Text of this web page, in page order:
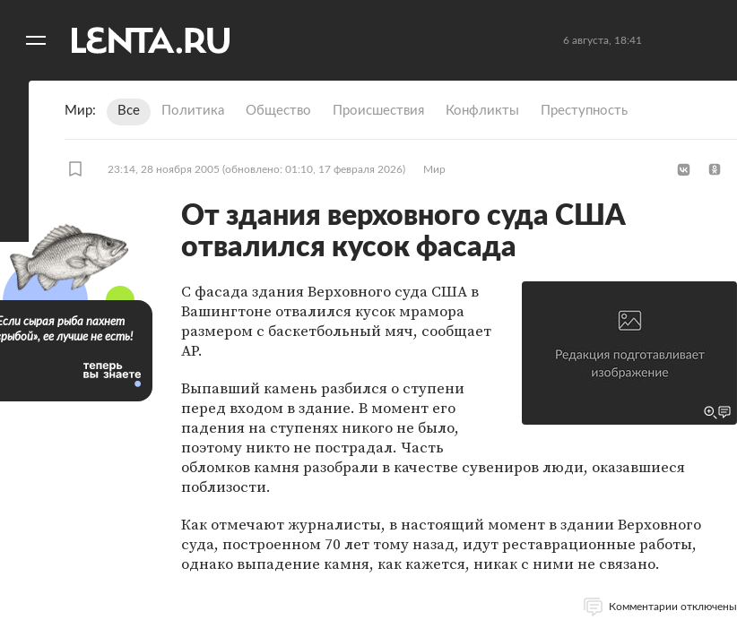
6 августа, 18:41
Мир Все Политика Общество Происшествия Конфликты Преступность
23:14, 28 ноября 2005 (обновлено: 01:10, 17 февраля 2026) Мир
От здания верховного суда США
отвалился кусок фасада
С фасада здания Верховного суда США в
Вашингтоне отвалился кусок мрамора
размером с баскетбольный мяч, сообщает
АР.
Выпавший камень разбился о ступени
перед входом в здание. В момент его
падения на ступенях никого не было,
поэтому никто не пострадал. Часть
обломков камня разобрали в качестве сувениров люди, оказавшиеся
поблизости.
Как отмечают журналисты, в настоящий момент в здании Верховного
суда, построенном 70 лет тому назад, идут реставрационные работы,
однако выпадение камня, как кажется, никак с ними не связано.
Комментарии отключены
сырая рыба пахнет
ее лучше не есть!